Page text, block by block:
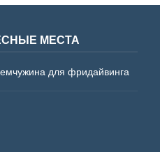
МЕСТА
для фридайвинга